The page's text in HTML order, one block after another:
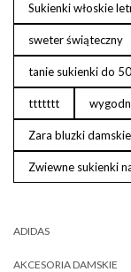
Sukienki włoskie
sweter świąteczny
tanie sukienki do 50
ttttttt
Zara bluzki
Zwiewne sukienki
ADIDAS
AKCESORIA DAMSKIE